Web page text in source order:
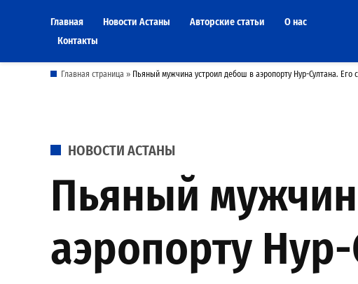
Главная Новости Астаны Авторские статьи
О нас
Контакты
Главная страница » Пьяный мужчина устроил дебош в аэропорту Нур-Султана. Его
POSTED
НОВОСТИ АСТАНЫ
Пьяный
аэропорту Нур-